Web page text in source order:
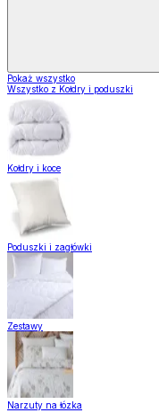
Pokaż wszystko
Wszystko z Kołdry i poduszki
Kołdry i koce
Poduszki i zagłówki
Zestawy
Narzuty na łózka